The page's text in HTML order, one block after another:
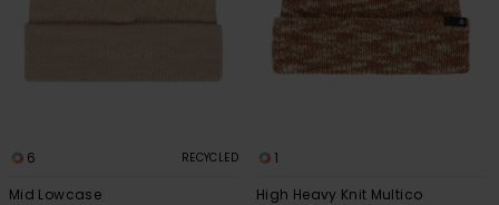
6 RECYCLED
Mid Lowcase
1
High Heavy Knit Multico